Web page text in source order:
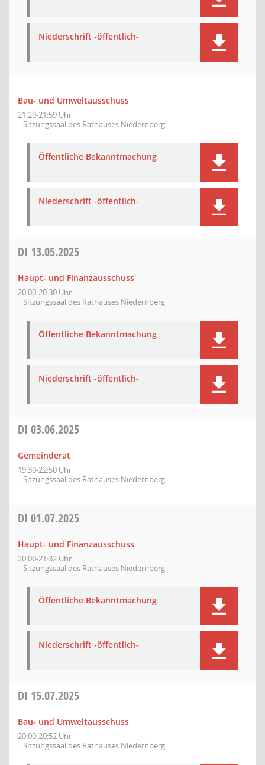
Niederschrift -öffentlich-
Bau- und Umweltausschuss
21:29-21:59 Uhr
Sitzungssaal des Rathauses Niedernberg
Öffentliche Bekanntmachung
Niederschrift -öffentlich-
DI 13.05.2025
Haupt- und Finanzausschuss
20:00-20:30 Uhr
Sitzungssaal des Rathauses Niedernberg
Öffentliche Bekanntmachung
Niederschrift -öffentlich-
DI 03.06.2025
Gemeinderat
19:30-22:50 Uhr
Sitzungssaal des Rathauses Niedernberg
DI 01.07.2025
Haupt- und Finanzausschuss
20:00-21:32 Uhr
Sitzungssaal des Rathauses Niedernberg
Öffentliche Bekanntmachung
Niederschrift -öffentlich-
DI 15.07.2025
Bau- und Umweltausschuss
20:00-20:52 Uhr
Sitzungssaal des Rathauses Niedernberg